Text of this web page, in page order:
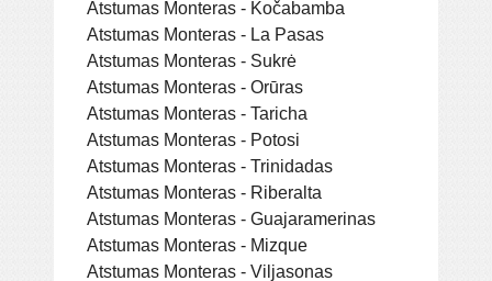
Atstumas Monteras - Kočabamba
Atstumas Monteras - La Pasas
Atstumas Monteras - Sukrė
Atstumas Monteras - Orūras
Atstumas Monteras - Taricha
Atstumas Monteras - Potosi
Atstumas Monteras - Trinidadas
Atstumas Monteras - Riberalta
Atstumas Monteras - Guajaramerinas
Atstumas Monteras - Mizque
Atstumas Monteras - Viljasonas